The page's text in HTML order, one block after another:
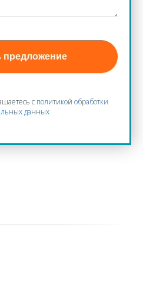
предложение
с политикой обработки
данных